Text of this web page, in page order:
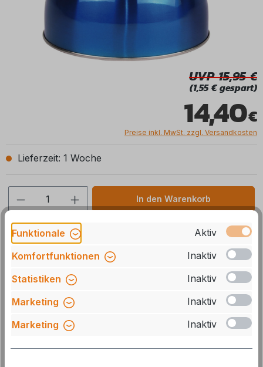
14,40
UVP 15,95
(1,55 € gespart)
Preise inkl. MwSt. zzgl. Versandkosten
Lieferzeit: 1 Woche
Produkt Anzahl: Gib den gewünschten
In den Warenkorb
Stck Zum Merkzettel hinzufügen
Herstellernummer:
AC10023 SHINY
GTIN/EAN:
4043729136380
Funktionale
Aktiv
Komfortfunktionen
Inaktiv
Statistiken
Inaktiv
Marketing
Inaktiv
Marketing
Inaktiv